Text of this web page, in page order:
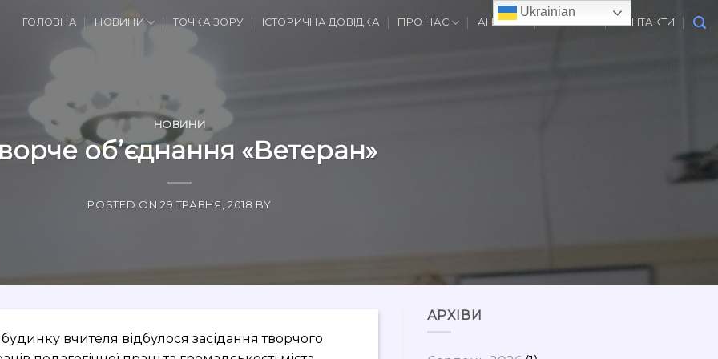
ГОЛОВНА НОВИНИ ТОЧКА ЗОРУ ІСТОРИЧНА ДОВІДКА ПРО НАС АНОНСИ ВАКАНСІЇ КОНТАКТИ
НОВИНИ
об’єднання «Ветеран»
POSTED ON 29 ТРАВНЯ, 2018 BY
вчителя відбулося засідання творчого
АРХІВИ
Ukrainian